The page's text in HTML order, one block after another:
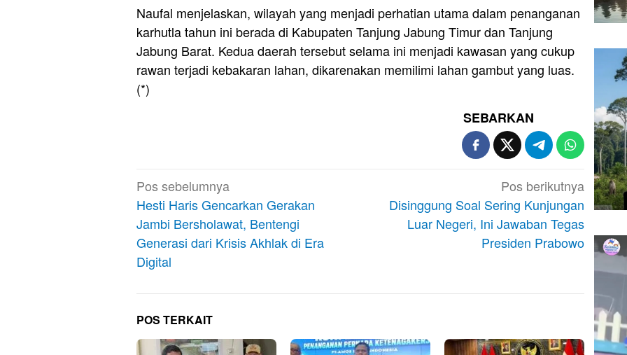
Naufal menjelaskan, wilayah yang menjadi perhatian utama dalam penanganan
karhutla tahun ini berada di Kabupaten Tanjung Jabung Timur dan Tanjung
Jabung Barat. Kedua daerah tersebut selama ini menjadi kawasan yang cukup
rawan terjadi kebakaran lahan, dikarenakan memilimi lahan gambut yang luas.
(*)
SEBARKAN
Navigasi
pos
Pos sebelumnya
Hesti Haris Gencarkan Gerakan
Jambi Bersholawat, Bentengi
Generasi dari Krisis Akhlak di Era
Digital
Pos berikutnya
Disinggung Soal Sering Kunjungan
Luar Negeri, Ini Jawaban Tegas
Presiden Prabowo
POS TERKAIT